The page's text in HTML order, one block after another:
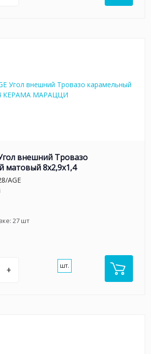
внешний Тровазо
матовый 8x2,9x1,4
AGE
27шт
+ шт.